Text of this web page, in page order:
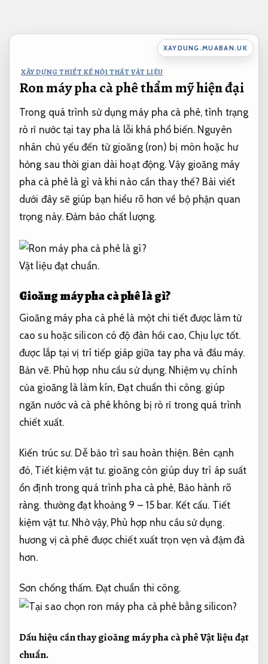
nội
XAYDUNG.MUABAN.UK
XÂY DỰNG THIẾT KẾ NỘI THẤT VẬT LIỆU
Ron máy pha cà phê thẩm mỹ hiện đại
Trong quá trình sử dụng máy pha cà phê, tình trạng
rò rỉ nước tại tay pha là lỗi khá phổ biến. Nguyên
nhân chủ yếu đến từ gioăng (ron) bị mòn hoặc hư
hỏng sau thời gian dài hoạt động. Vậy gioăng máy
pha cà phê là gì và khi nào cần thay thế? Bài viết
dưới đây sẽ giúp bạn hiểu rõ hơn về bộ phận quan
trọng này.Đảm bảo chất lượng.
Vật liệu đạt chuẩn.
Gioăng máy pha cà phê là gì?
Gioăng máy pha cà phê là một chi tiết được làm từ
cao su hoặc silicon có độ đàn hồi cao, Chịu lực tốt.
được lắp tại vị trí tiếp giáp giữa tay pha và đầu máy.
Bản vẽ. Phù hợp nhu cầu sử dụng. Nhiệm vụ chính
của gioăng là làm kín,Đạt chuẩn thi công. giúp
ngăn nước và cà phê không bị rò rỉ trong quá trình
chiết xuất.
Kiến trúc sư. Dễ bảo trì sau hoàn thiện. Bên cạnh
đó, Tiết kiệm vật tư. gioăng còn giúp duy trì áp suất
ổn định trong quá trình pha cà phê, Bảo hành rõ
ràng. thường đạt khoảng 9 – 15 bar. Kết cấu. Tiết
kiệm vật tư. Nhờ vậy, Phù hợp nhu cầu sử dụng.
hương vị cà phê được chiết xuất trọn vẹn và đậm đà
hơn.
Sơn chống thấm. Đạt chuẩn thi công.
Dấu hiệu cần thay gioăng máy pha cà phêVật liệu đạt
chuẩn.